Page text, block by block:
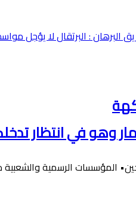
وهو في انتظار
المؤسسات الرسمية